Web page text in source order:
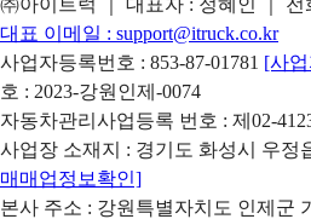
㈜아이트럭 ｜ 대표자 : 정혜인 ｜ 전
대표 이메일 : support@itruck.co.kr
사업자등록번호 : 853-87-01781 [사
호 : 2023-강원인제-0074
자동차관리사업등록 번호 : 제02-
사업장 소재지 : 경기도 화성시 우정
매매업정보확인]
본사 주소 : 강원특별자치도 인제군